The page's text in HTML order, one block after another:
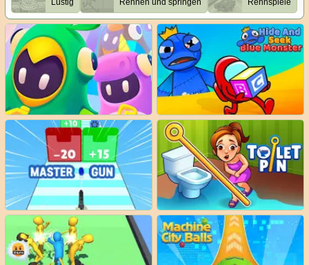
Lustig Rennen und springen Rennspiele